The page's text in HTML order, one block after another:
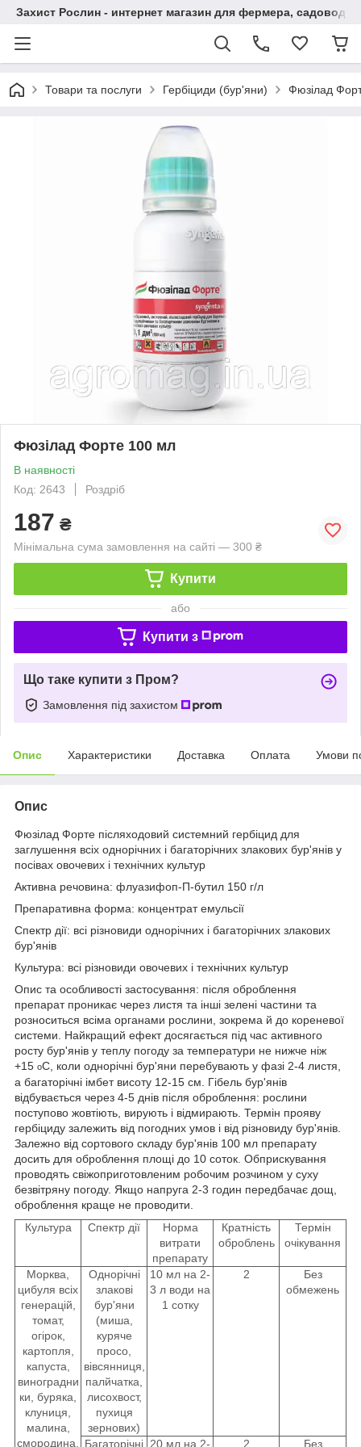
Захист Рослин - интернет магазин для фермера,
Товари та послуги Гербіциди (бур'яни) Фюзілад
Фюзілад Форте 100 мл
В наявності
Код: 2643
Роздріб
187 ₴
Мінімальна сума замовлення на сайті — 300 ₴
Купити
або
Купити з
Що таке купити з Пром?
Замовлення під захистом
Опис Характеристики Доставка Оплата Умови
Опис
Фюзілад Форте післяходовий системний гербіцид для
заглушення всіх однорічних і багаторічних злакових бур'янів у
посівах овочевих і технічних культур
Активна речовина: флуазифоп-П-бутил 150 г/л
Препаративна форма: концентрат емульсії
Спектр дії: всі різновиди однорічних і багаторічних злакових
бур'янів
Культура: всі різновиди овочевих і технічних культур
Опис та особливості застосування: після оброблення
препарат проникає через листя та інші зелені частини та
розноситься всіма органами рослини, зокрема й до кореневої
системи. Найкращий ефект досягається під час активного
росту бур'янів у теплу погоду за температури не нижче ніж
+15 оС, коли однорічні бур'яни перебувають у фазі 2-4 листя,
а багаторічні імбет висоту 12-15 см. Гібель бур'янів
відбувається через 4-5 днів після оброблення: рослини
поступово жовтіють, вирують і відмирають. Термін прояву
гербіциду залежить від погодних умов і від різновиду бур'янів.
Залежно від сортового складу бур'янів 100 мл препарату
досить для оброблення площі до 10 соток. Обприскування
проводять свіжоприготовленим робочим розчином у суху
безвітряну погоду. Якщо напруга 2-3 годин передбачає дощ,
оброблення краще не проводити.
Культура
Спектр дії
Норма
витрати
препарату
Кратність
оброблень
Термін
очікування
Морква,
цибуля всіх
генерацій,
томат,
огірок,
картопля,
капуста,
виноградни
ки, буряка,
клуниця,
малина,
смородина,
Однорічні
злакові
бур'яни
(миша,
куряче
просо,
вівсянниця,
палйчатка,
лисохвост,
пухиця
зернових)
10 мл на 2-
3 л води на
1 сотку
2
Без
обмежень
Багаторічні 20 мл на 2- 2 Без